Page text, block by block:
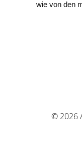
wie von den
© 2026